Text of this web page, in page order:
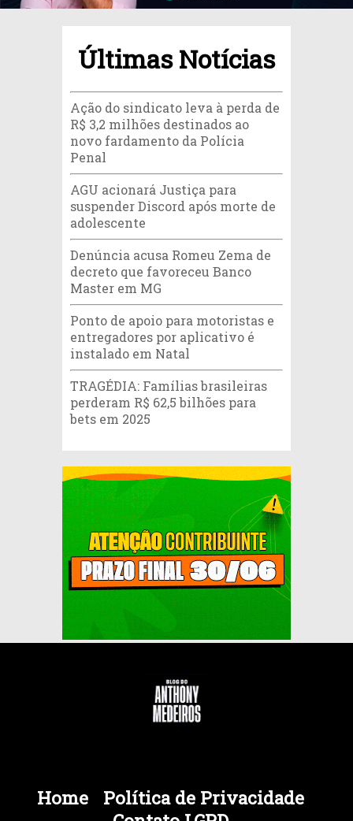
Últimas Notícias
Ação do sindicato leva à perda de
R$ 3,2 milhões destinados ao
novo fardamento da Polícia
Penal
AGU acionará Justiça para
suspender Discord após morte de
adolescente
Denúncia acusa Romeu Zema de
decreto que favoreceu Banco
Master em MG
Ponto de apoio para motoristas e
entregadores por aplicativo é
instalado em Natal
TRAGÉDIA: Famílias brasileiras
perderam R$ 62,5 bilhões para
bets em 2025
Home
Política de Privacidade